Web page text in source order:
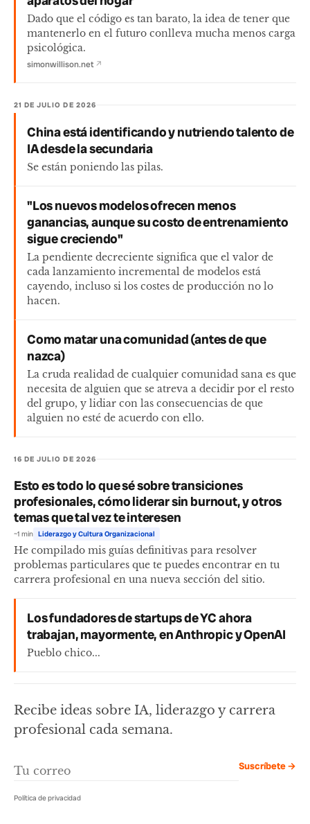
Dado que el código es tan barato, la idea de tener que
mantenerlo en el futuro conlleva mucha menos carga
psicológica.
simonwillison.net ↗
21 DE JULIO DE 2026
China está identificando y nutriendo talento de
IA desde la secundaria
Se están poniendo las pilas.
"Los nuevos modelos ofrecen menos
ganancias, aunque su costo de entrenamiento
sigue creciendo"
La pendiente decreciente significa que el valor de
cada lanzamiento incremental de modelos está
cayendo, incluso si los costes de producción no lo
hacen.
Como matar una comunidad (antes de que
nazca)
La cruda realidad de cualquier comunidad sana es que
necesita de alguien que se atreva a decidir por el resto
del grupo, y lidiar con las consecuencias de que
alguien no esté de acuerdo con ello.
16 DE JULIO DE 2026
Esto es todo lo que sé sobre transiciones
profesionales, cómo liderar sin burnout, y otros
temas que tal vez te interesen
~1 min Liderazgo y Cultura Organizacional
He compilado mis guías definitivas para resolver
problemas particulares que te puedes encontrar en tu
carrera profesional en una nueva sección del sitio.
Los fundadores de startups de YC ahora
trabajan, mayormente, en Anthropic y OpenAI
Pueblo chico...
Recibe ideas sobre IA, liderazgo y carrera
profesional cada semana.
Suscríbete →
Política de privacidad